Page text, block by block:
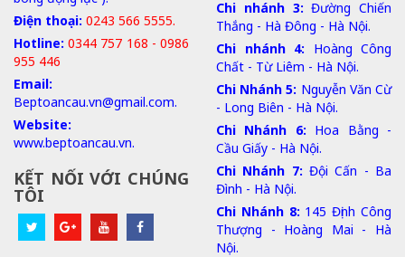
Điện thoại: 0243 566 5555.
Hotline: 0344 757 168 - 0986
955 446
Email:
Beptoancau.vn@gmail.com.
Website:
www.beptoancau.vn.
KẾT NỐI VỚI CHÚNG
TÔI
Chi nhánh 3: Đường Chiến
Thắng - Hà Đông - Hà Nội.
Chi nhánh 4:
Hoàng Công
Chất - Từ Liêm - Hà Nội.
Chi Nhánh 5: Nguyễn Văn Cừ
- Long Biên - Hà Nội.
Chi Nhánh 6: Hoa Bằng -
Cầu Giấy - Hà Nội.
Chi Nhánh 7: Đội Cấn - Ba
Đình - Hà Nội.
Chi Nhánh 8: 145 Định Công
Thượng - Hoàng Mai - Hà
Nội.